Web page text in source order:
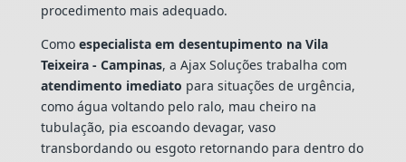
procedimento mais adequado.
Como especialista em desentupimento na Vila
Teixeira - Campinas, a Ajax Soluções trabalha com
atendimento imediato para situações de urgência,
como água voltando pelo ralo, mau cheiro na
tubulação, pia escoando devagar, vaso
transbordando ou esgoto retornando para dentro do